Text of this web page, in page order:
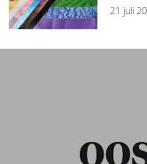
21 juli